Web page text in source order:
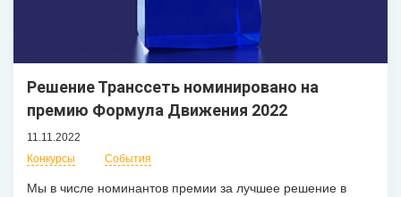
Решение Транссеть номинировано на
премию Формула Движения 2022
11.11.2022
Конкурсы
События
Мы в числе номинантов премии за лучшее решение в